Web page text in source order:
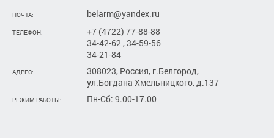
ПОЧТА: belarm@yandex.ru
ТЕЛЕФОН:
+7 (4722) 77-88-88
34-42-62 , 34-59-56
34-21-84
АДРЕС:
308023, Россия, г.Белгород,
ул.Богдана Хмельницкого, д.137
РЕЖИМ РАБОТЫ: Пн-Сб: 9.00-17.00